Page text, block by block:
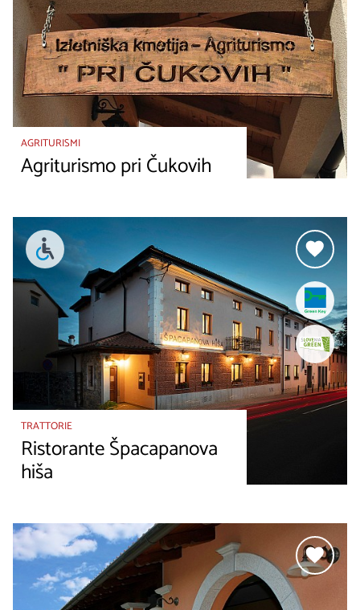
AGRITURISMI
Agriturismo pri Čukovih
TRATTORIE
Ristorante Špacapanova
hiša